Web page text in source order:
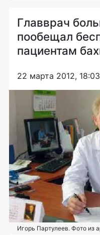
Главврач
пообещал
пациентам
22 марта 2012, 18:03
Игорь Партулеев. Фото из